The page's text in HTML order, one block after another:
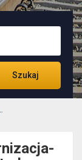
Szukaj